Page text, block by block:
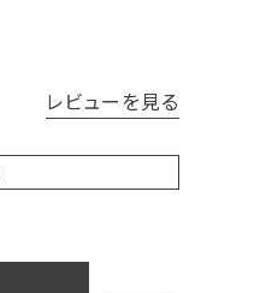
レビューを見る